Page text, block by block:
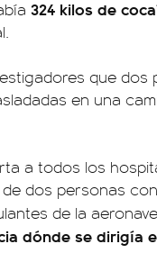
324 kilos de
que dos
en una
a todos los
dos personas
de la
dónde se dirigía